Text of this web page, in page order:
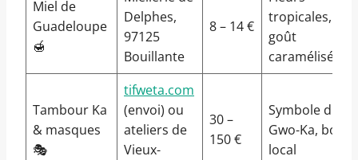
Miel de
Guadeloupe
🍯
Delphes,
97125
Bouillante
8 – 14 €
tropicales,
goût
caramélisé
Tambour Ka
& masques
🎭
tifweta.com
(envoi) ou
ateliers de
Vieux-
30 –
150 €
Symbole du
Gwo-Ka, bois
local